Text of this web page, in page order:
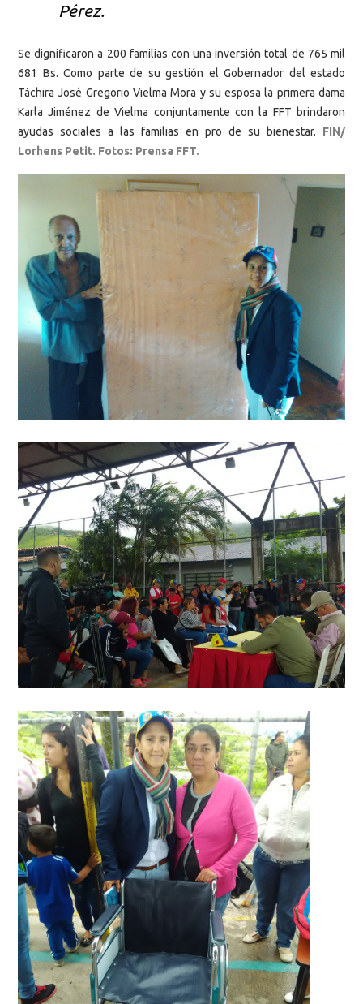
Pérez.
Se dignificaron a 200 familias con una inversión total de 765 mil
681 Bs. Como parte de su gestión el Gobernador del estado
Táchira José Gregorio Vielma Mora y su esposa la primera dama
Karla Jiménez de Vielma conjuntamente con la FFT brindaron
ayudas sociales a las familias en pro de su bienestar.
FIN/
Lorhens Petit. Fotos: Prensa FFT.